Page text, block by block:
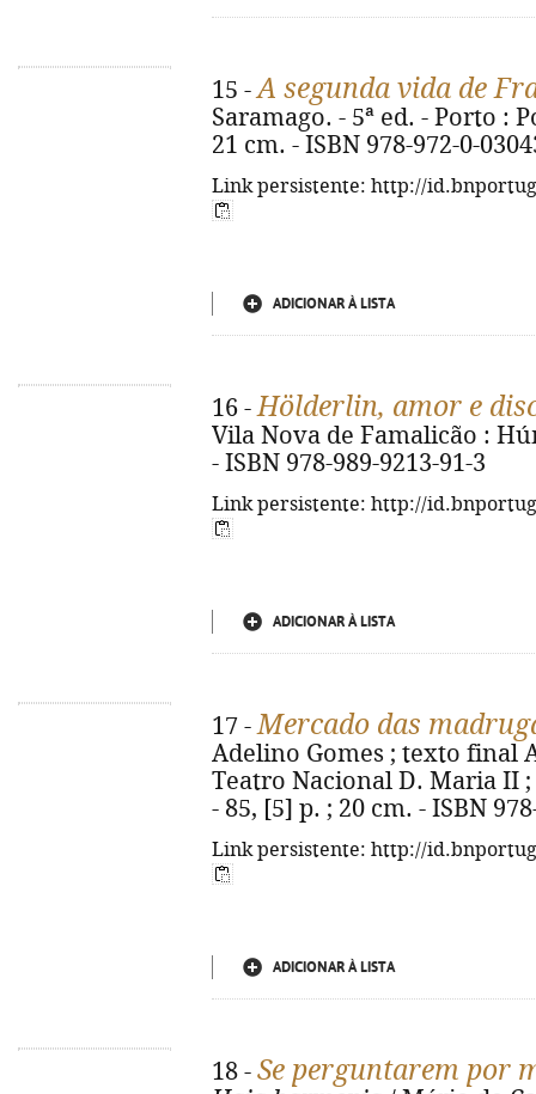
15 -A segunda vida de
Saramago. - 5ª ed. - Porto :
21 cm. - ISBN 978-972-0-
Link persistente: http://
ADICIONAR À LISTA
16 -Hölderlin, amor e
Vila Nova de Famalicão :
- ISBN 978-989-9213-91-3
Link persistente: http://
ADICIONAR À LISTA
17 -Mercado das
Adelino Gomes ; texto final
Teatro Nacional D. Maria II
- 85, [5] p. ; 20 cm. - ISBN
Link persistente: http://
ADICIONAR À LISTA
18 - Se perguntarem por